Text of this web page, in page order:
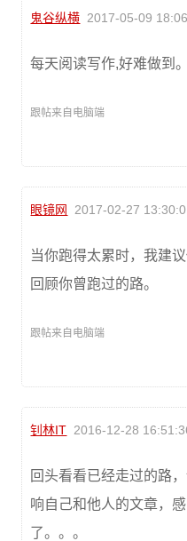
鬼谷纵横 2017-05-09
每天阅读写作,好难做到。
跟帖来自电脑端
眼镜网 2017-02-27
当你跑得太累时，我建
回顾你曾跑过的路。
跟帖来自电脑端
钊林IT 2016-12-28
回头看看已经走过的路
响自己和他人的文章，
了。。。